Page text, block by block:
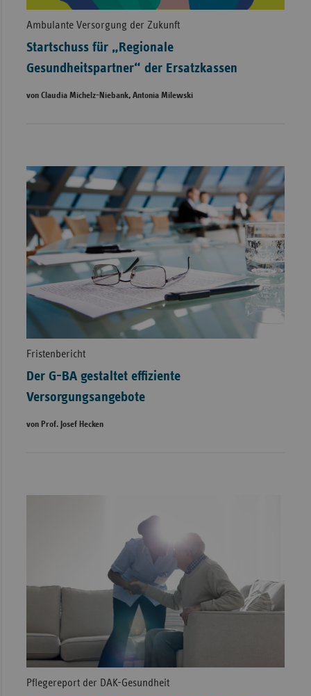
Ambulante Versorgung der Zukunft
Startschuss für „Regionale
Gesundheitspartner“ der Ersatzkassen
von Claudia Michelz-Niebank, Antonia Milewski
Fristenbericht
Der G-BA gestaltet effiziente
Versorgungsangebote
von Prof. Josef Hecken
Pflegereport der DAK-Gesundheit